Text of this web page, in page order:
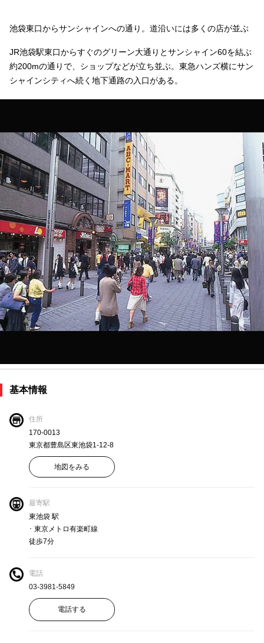
池袋東口からサンシャインへの通り。道沿いには多くの店が並ぶ
JR池袋駅東口からすぐのグリーン大通りとサンシャイン60を結ぶ
約200mの通りで、ショップなどが立ち並ぶ。東急ハンズ横にサン
シャインシティへ続く地下通路の入口がある。
基本情報
住所
170-0013
東京都豊島区東池袋1-12-8
地図をみる
最寄駅
東池袋 駅
･ 東京メトロ有楽町線
徒歩7分
電話
03-3981-5849
電話する